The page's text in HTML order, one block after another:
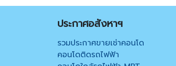
ประกาศอสังหาฯ
รวมประกาศขายเช่าคอนโด
คอนโดติดรถไฟฟ้า